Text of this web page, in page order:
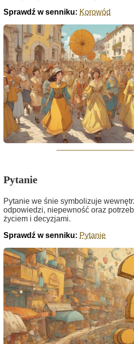
Sprawdź w senniku: Korowód
Pytanie
Pytanie we śnie symbolizuje
odpowiedzi, niepewność oraz
życiem i decyzjami.
Sprawdź w senniku: Pytanie